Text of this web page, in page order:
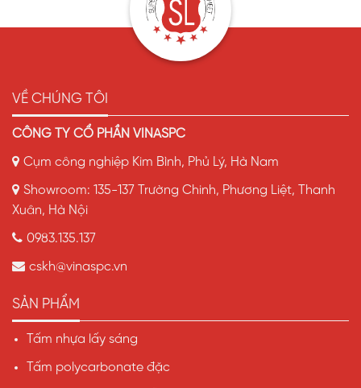
VỀ CHÚNG TÔI
CÔNG TY CỔ PHẦN VINASPC
Cụm công nghiệp Kim Bình, Phủ Lý, Hà Nam
Showroom: 135-137 Trường Chinh, Phương Liệt, Thanh
Xuân, Hà Nội
0983.135.137
cskh@vinaspc.vn
SẢN PHẨM
Tấm nhựa lấy sáng
Tấm polycarbonate đặc